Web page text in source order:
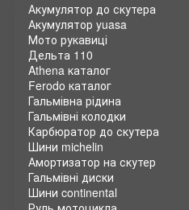
Акумулятор до скутера
Акумулятор yuasa
Мото рукавиці
Дельта 110
Athena каталог
Ferodo каталог
Гальмівна рідина
Гальмівні колодки
Карбюратор до скутера
Шини michelin
Амортизатор на скутер
Гальмівні диски
Шини continental